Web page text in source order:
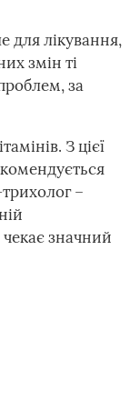
для лікування,
змін ті
за
З цієї
–
значний